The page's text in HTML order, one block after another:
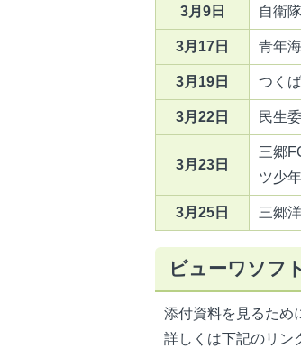
3月9日 自衛
3月17日 青年
3月19日 つく
3月22日 民生
3月23日
三郷
ツ少
3月25日 三郷
ビューワソフ
添付資料を見るため
詳しくは下記のリン